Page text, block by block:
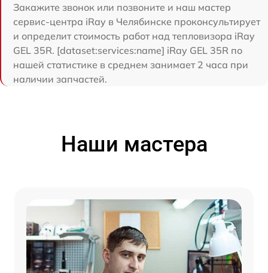
Закажите звонок или позвоните и наш мастер
сервис-центра iRay в Челябинске проконсультирует
и определит стоимость работ над тепловизора iRay
GEL 35R. [dataset:services:name] iRay GEL 35R по
нашей статистике в среднем занимает 2 часа при
наличии запчастей.
Наши мастера